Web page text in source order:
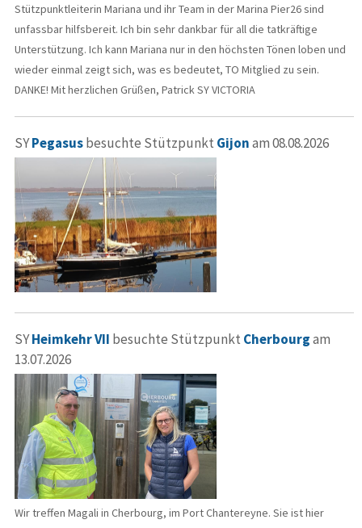
Stützpunktleiterin Mariana und ihr Team in der Marina Pier26 sind
unfassbar hilfsbereit. Ich bin sehr dankbar für all die tatkräftige
Unterstützung. Ich kann Mariana nur in den höchsten Tönen loben und
wieder einmal zeigt sich, was es bedeutet, TO Mitglied zu sein.
DANKE! Mit herzlichen Grüßen, Patrick SY VICTORIA
SYPegasusbesuchte Stützpunkt Gijonam 08.08.2026
SYHeimkehr VII besuchte Stützpunkt Cherbourgam
13.07.2026
Wir treffen Magali in Cherbourg, im Port Chantereyne. Sie ist hier